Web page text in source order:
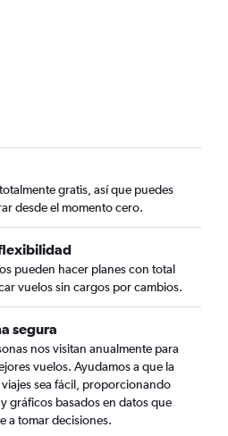
gratis, así que puedes
desde el momento cero.
pueden hacer planes con total
vuelos sin cargos por cambios.
segura
nos visitan anualmente para
vuelos. Ayudamos a que la
sea fácil, proporcionando
gráficos basados en datos que
a tomar decisiones.